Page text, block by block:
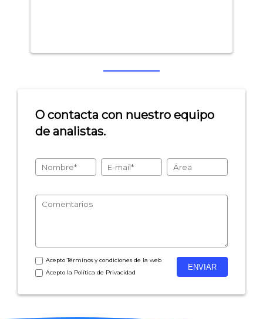
Explorar categorías:
- Artículos destacados
- Encuesta.com
- Encuestas de NPS
- Encuestas de satisfacción de cliente
O contacta con nuestro equipo
de analistas.
AceptoTérminos y condicionesde la web
Acepto la Política de Privacidad